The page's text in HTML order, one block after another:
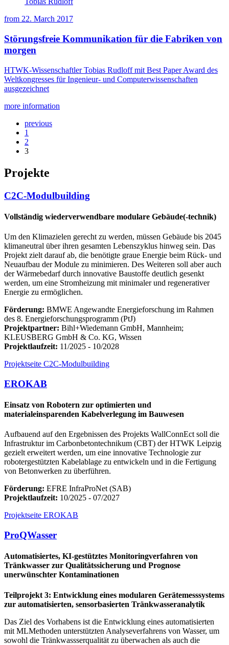
from 22. March 2017
Störungsfreie Kommunikation für die Fabriken von
morgen
HTWK-Wissenschaftler Tobias Rudloff mit Best Paper Award des
Weltkongresses für Ingenieur- und Computerwissenschaften
ausgezeichnet
more information
previous
1
2
3
Projekte
C2C-Modulbuilding
Vollständig wiederverwendbare modulare Gebäude(-technik)
Um den Klimazielen gerecht zu werden, müssen Gebäude bis 2045
klimaneutral über ihren gesamten Lebenszyklus hinweg sein. Das
Projekt zielt darauf ab, die benötigte graue Energie beim Rück- und
Neuaufbau der Module zu minimieren. Des Weiteren soll aber auch
der Wärmebedarf durch innovative Baustoffe deutlich gesenkt
werden, um eine Stromheizung mit minimaler und regenerativer
Energie zu ermöglichen.
Förderung: BMWE Angewandte Energieforschung im Rahmen
des 8. Energieforschungsprogramm (PtJ)
Projektpartner: Bihl+Wiedemann GmbH, Mannheim;
KLEUSBERG GmbH & Co. KG, Wissen
Projektlaufzeit: 11/2025 - 10/2028
Projektseite C2C-Modulbuilding
EROKAB
Einsatz von Robotern zur optimierten und
materialeinsparenden Kabelverlegung im Bauwesen
Aufbauend auf den Ergebnissen des Projekts WallConnEct soll die
Infrastruktur im Carbonbetontechnikum (CBT) der HTWK Leipzig
gezielt erweitert werden, um eine innovative Technologie zur
robotergestützten Kabelablage zu entwickeln und in die Fertigung
von Betonwerken zu überführen.
Förderung: EFRE InfraProNet (SAB)
Projektlaufzeit: 10/2025 - 07/2027
Projektseite EROKAB
ProQWasser
Automatisiertes, KI-gestütztes Monitoringverfahren von
Tränkwasser zur Qualitätssicherung und Prognose
unerwünschter Kontaminationen
Teilprojekt 3: Entwicklung eines modularen Gerätemesssystems
zur automatisierten, sensorbasierten Tränkwasseranalytik
Das Ziel des Vorhabens ist die Entwicklung eines automatisierten
mit MLMethoden unterstützten Analyseverfahrens von Wasser, um
sowohl die Tränkwassserqualität zu überwachen als auch die